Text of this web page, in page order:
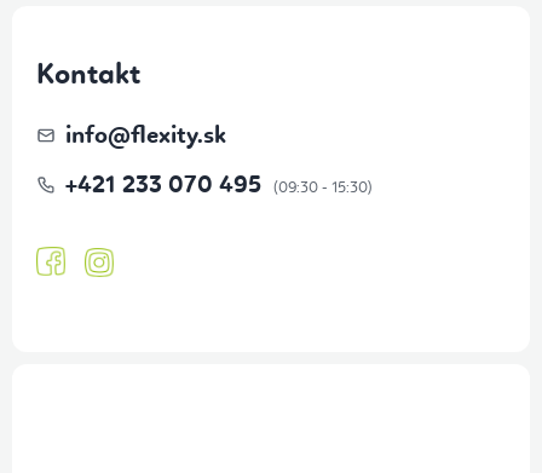
Kontakt
info@flexity.sk
+421 233 070 495